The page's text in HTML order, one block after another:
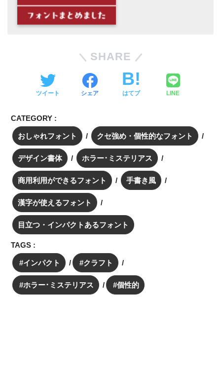
SHARE
ツイート シェア はてブ LINE
CATEGORY :
おしゃれフォント クセ強め・個性的なフォント
デザイン書体 ホラー･ミステリアス
商用利用ができるフォント 手書き風
漢字が使えるフォント
目立つ・インパクトあるフォント
TAGS :
インパクト クラフト
ホラー･ミステリアス 個性的